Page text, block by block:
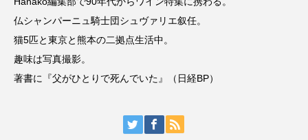
仏シャンパーニュ騎士団シュヴァリエ叙任。
猫5匹と東京と熊本の二拠点生活中。
趣味は写真撮影。
著書に『父がひとりで死んでいた』（日経BP）